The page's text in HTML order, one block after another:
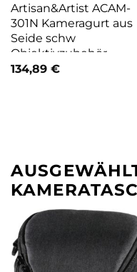
Artisan&Artist ACAM-
301N Kameragurt aus
Seide schw
Objektivzubehör
134,89 €